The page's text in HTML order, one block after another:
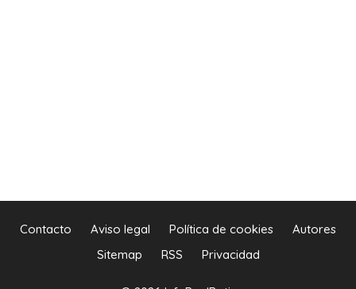
Contacto Aviso legal Política de cookies
Autores
Sitemap
RSS Privacidad